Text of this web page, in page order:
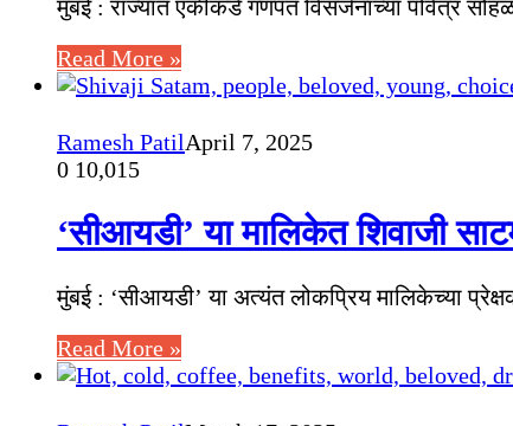
मुंबई : राज्यात एकीकडे गणपत विसर्जनाच्या पवित्र
Read More »
Ramesh PatilApril 7, 2025
0 10,015
‘सीआयडी’ या मालिकेत शिवाजी
मुंबई : ‘सीआयडी’ या अत्यंत लोकप्रिय मालिकेच्या
Read More »